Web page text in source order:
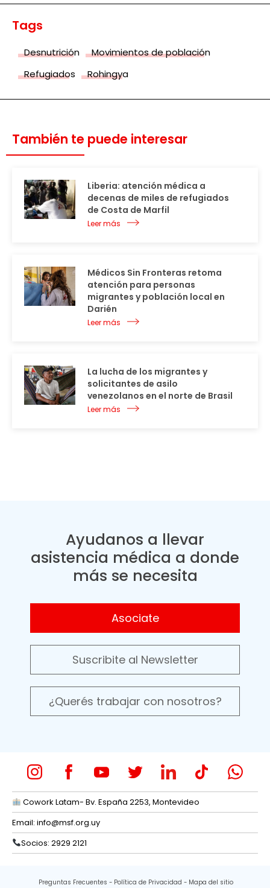
Tags
Desnutrición
Movimientos de población
Refugiados
Rohingya
También te puede interesar
Liberia: atención médica a
decenas de miles de refugiados
de Costa de Marfil
Leer más
Médicos Sin Fronteras retoma
atención para personas
migrantes y población local en
Darién
Leer más
La lucha de los migrantes y
solicitantes de asilo
venezolanos en el norte de Brasil
Leer más
Ayudanos a llevar
asistencia médica a donde
más se necesita
Asociate
Suscribite al Newsletter
¿Querés trabajar con nosotros?
Cowork Latam- Bv. España 2253, Montevideo
Email: info@msf.org.uy
Socios: 2929 2121
Preguntas Frecuentes Política de Privacidad Mapa del sitio